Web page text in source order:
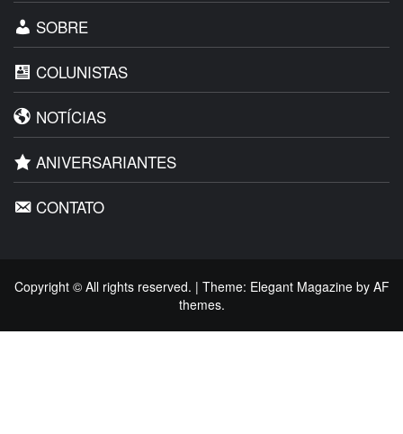
SOBRE
COLUNISTAS
NOTÍCIAS
ANIVERSARIANTES
CONTATO
Copyright © All rights reserved. | Theme: Elegant Magazineby AF
themes.